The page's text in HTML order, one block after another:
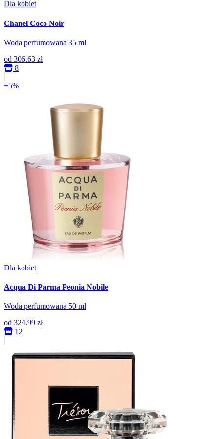
Dla kobiet
Chanel Coco Noir
Woda perfumowana 35 ml
od 306.63 zł
8
+5%
Dla kobiet
Acqua Di Parma Peonia Nobile
Woda perfumowana 50 ml
od 324.99 zł
12